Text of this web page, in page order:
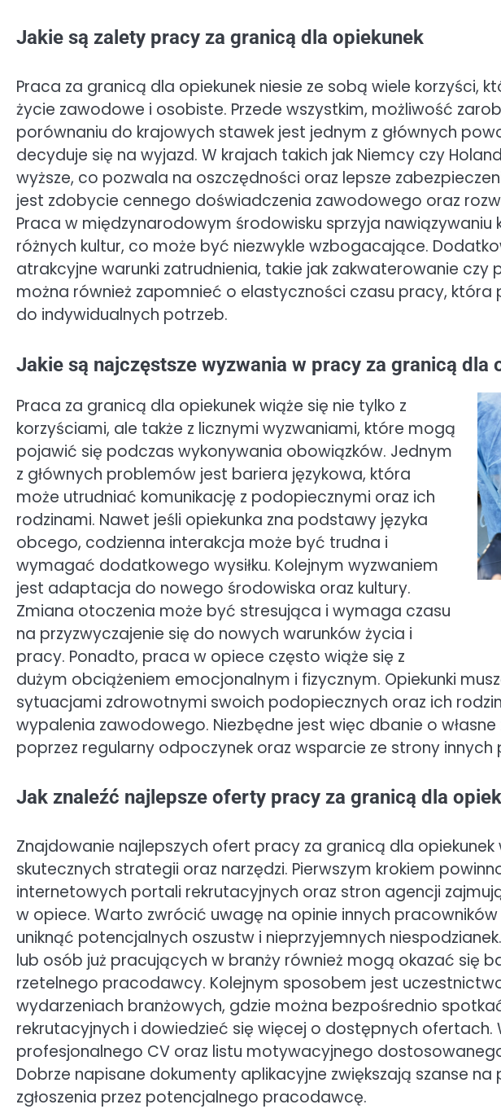
Jakie są zalety pracy za granicą dla opiekunek
Praca za granicą dla opiekunek niesie ze sobą wiele korzyści,
życie zawodowe i osobiste. Przede wszystkim, możliwość
porównaniu do krajowych stawek jest jednym z głównych
decyduje się na wyjazd. W krajach takich jak Niemcy czy
wyższe, co pozwala na oszczędności oraz lepsze
jest zdobycie cennego doświadczenia zawodowego oraz
Praca w międzynarodowym środowisku sprzyja
różnych kultur, co może być niezwykle wzbogacające.
atrakcyjne warunki zatrudnienia, takie jak zakwaterowanie czy
można również zapomnieć o elastyczności czasu pracy,
do indywidualnych potrzeb.
Jakie są najczęstsze wyzwania w pracy za granicą dla
Praca za granicą dla opiekunek wiąże się nie tylko z
korzyściami, ale także z licznymi wyzwaniami, które mogą
pojawić się podczas wykonywania obowiązków. Jednym
z głównych problemów jest bariera językowa, która
może utrudniać komunikację z podopiecznymi oraz ich
rodzinami. Nawet jeśli opiekunka zna podstawy języka
obcego, codzienna interakcja może być trudna i
wymagać dodatkowego wysiłku. Kolejnym wyzwaniem
jest adaptacja do nowego środowiska oraz kultury.
Zmiana otoczenia może być stresująca i wymaga czasu
na przyzwyczajenie się do nowych warunków życia i
pracy. Ponadto, praca w opiece często wiąże się z
dużym obciążeniem emocjonalnym i fizycznym. Opiekunki
sytuacjami zdrowotnymi swoich podopiecznych oraz ich
wypalenia zawodowego. Niezbędne jest więc dbanie o
poprzez regularny odpoczynek oraz wsparcie ze strony innych
Jak znaleźć najlepsze oferty pracy za granicą dla
Znajdowanie najlepszych ofert pracy za granicą dla
skutecznych strategii oraz narzędzi. Pierwszym krokiem
internetowych portali rekrutacyjnych oraz stron agencji
w opiece. Warto zwrócić uwagę na opinie innych
uniknąć potencjalnych oszustw i nieprzyjemnych
lub osób już pracujących w branży również mogą okazać się
rzetelnego pracodawcy. Kolejnym sposobem jest
wydarzeniach branżowych, gdzie można bezpośrednio
rekrutacyjnych i dowiedzieć się więcej o dostępnych
profesjonalnego CV oraz listu motywacyjnego
Dobrze napisane dokumenty aplikacyjne zwiększają szanse
zgłoszenia przez potencjalnego pracodawcę.